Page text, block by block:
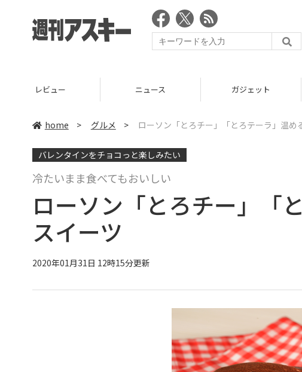
ニュース ガジェット ゲーム
home > グルメ > ローソン「とろチー」「とろテーラ」温め
バレンタインをチョコっと楽しみたい
冷たいまま食べてもおいしい
ローソン「とろチー」「
スイーツ
2020年01月31日 12時15分更新